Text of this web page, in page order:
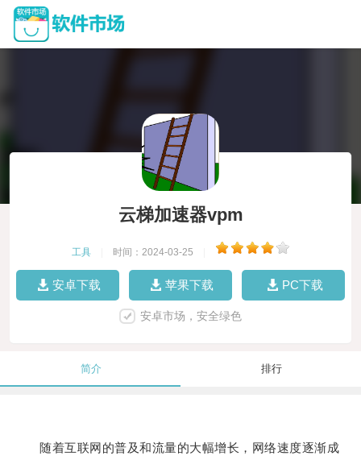
云梯加速器vpm
工具 时间：2024-03-25
安卓下载 苹果下载 PC下载
安卓市场，安全绿色
简介 排行
随着互联网的普及和流量的大幅增长，网络速度逐渐成